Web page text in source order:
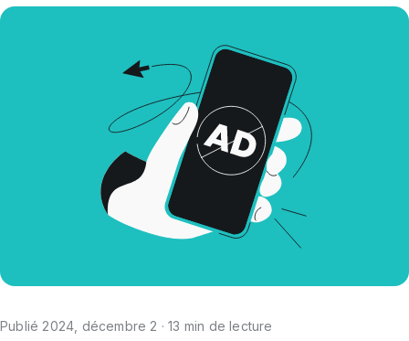
Publié 2024, décembre 2 · 13 min de lecture